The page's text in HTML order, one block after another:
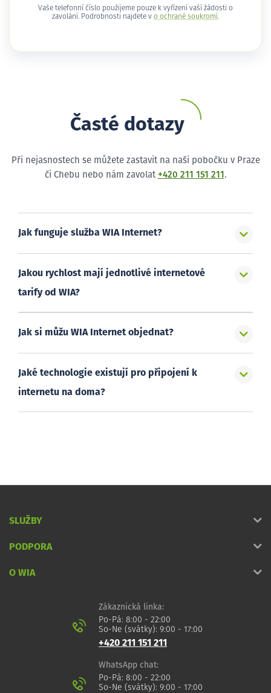
Vaše telefonní číslo použijeme pouze k vyřízení vaší žádosti o
zavolání. Podrobnosti najdete v o ochraně soukromí .
Časté dotazy
Při nejasnostech se můžete zastavit na naši pobočku v Praze
či Chebu nebo nám zavolat +420 211 151 211 .
Jak funguje služba WIA Internet?
Jakou rychlost mají jednotlivé internetové
tarify od WIA?
Jak si můžu WIA Internet objednat?
Jaké technologie existují pro připojení k
internetu na doma?
SLUŽBY
PODPORA
O WIA
Zákaznická linka:
Po-Pá: 8:00 - 22:00
So-Ne (svátky): 9:00 - 17:00
+420 211 151 211
WhatsApp chat:
Po-Pá: 8:00 - 22:00
So-Ne (svátky): 9:00 - 17:00